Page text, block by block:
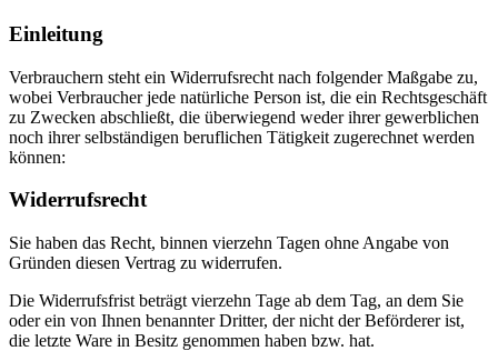
Einleitung
Verbrauchern steht ein Widerrufsrecht nach folgender Maßgabe zu,
wobei Verbraucher jede natürliche Person ist, die ein Rechtsgeschäft
zu Zwecken abschließt, die überwiegend weder ihrer gewerblichen
noch ihrer selbständigen beruflichen Tätigkeit zugerechnet werden
können:
Widerrufsrecht
Sie haben das Recht, binnen vierzehn Tagen ohne Angabe von
Gründen diesen Vertrag zu widerrufen.
Die Widerrufsfrist beträgt vierzehn Tage ab dem Tag, an dem Sie
oder ein von Ihnen benannter Dritter, der nicht der Beförderer ist,
die letzte Ware in Besitz genommen haben bzw. hat.